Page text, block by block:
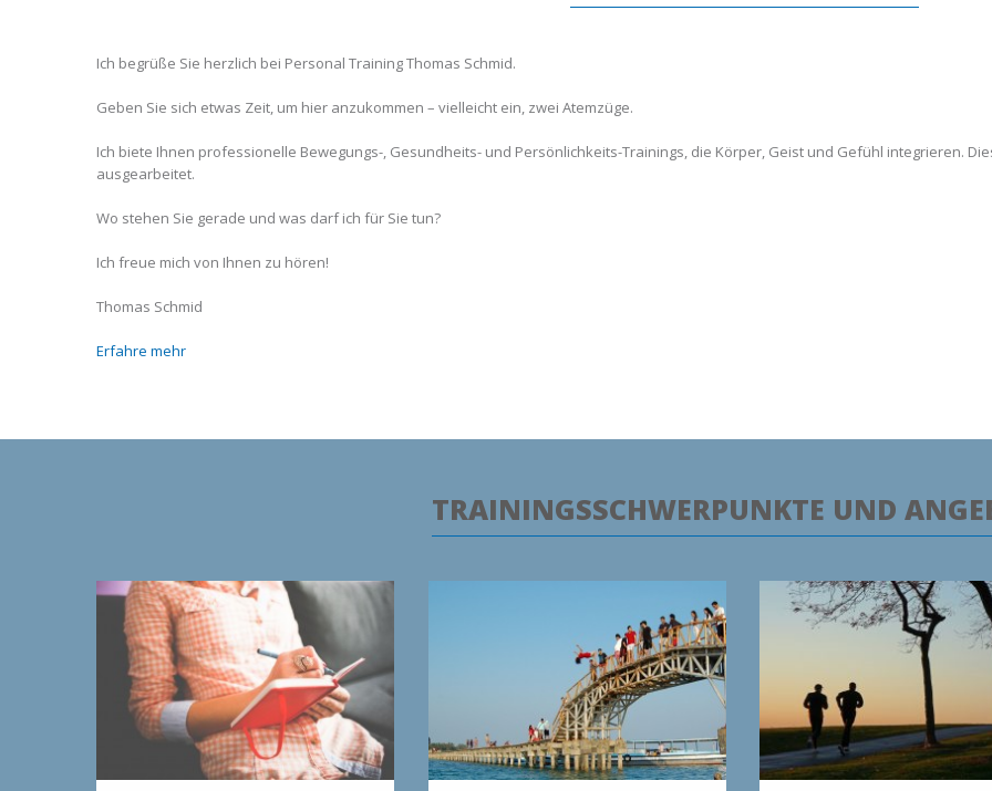
Ich begrüße Sie herzlich bei Personal Training Thomas Schmid.
Geben Sie sich etwas Zeit, um hier anzukommen – vielleicht ein, zwei Atemzüge.
Ich biete Ihnen professionelle Bewegungs-, Gesundheits- und Persönlichkeits-Trainings, die Körper, Geist und Gefühl integrieren.
ausgearbeitet.
Wo stehen Sie gerade und was darf ich für Sie tun?
Ich freue mich von Ihnen zu hören!
Thomas Schmid
Erfahre mehr
TRAININGSSCHWERPUNKTE UND